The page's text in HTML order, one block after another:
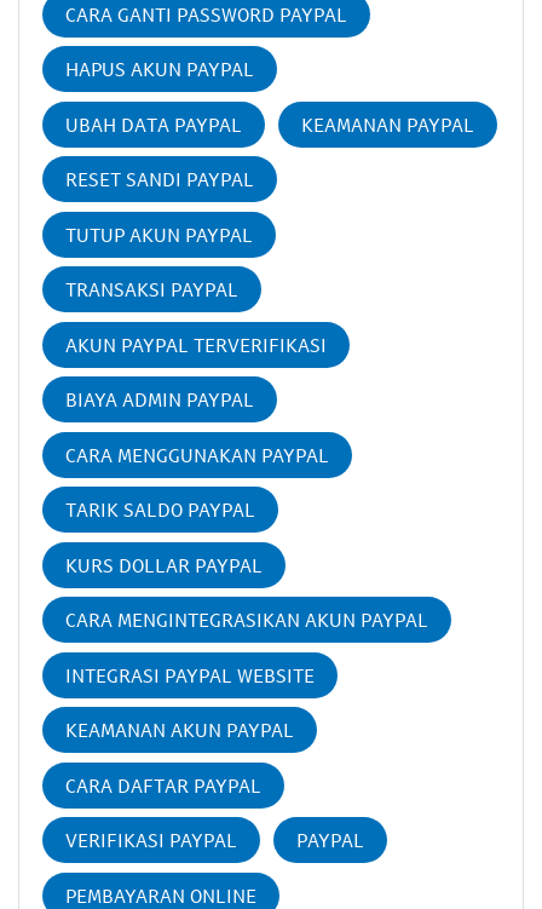
CARA GANTI PASSWORD PAYPAL
HAPUS AKUN PAYPAL
UBAH DATA PAYPAL KEAMANAN PAYPAL
RESET SANDI PAYPAL
TUTUP AKUN PAYPAL
TRANSAKSI PAYPAL
AKUN PAYPAL TERVERIFIKASI
BIAYA ADMIN PAYPAL
CARA MENGGUNAKAN PAYPAL
TARIK SALDO PAYPAL
KURS DOLLAR PAYPAL
CARA MENGINTEGRASIKAN AKUN PAYPAL
INTEGRASI PAYPAL WEBSITE
KEAMANAN AKUN PAYPAL
CARA DAFTAR PAYPAL
VERIFIKASI PAYPAL PAYPAL
PEMBAYARAN ONLINE